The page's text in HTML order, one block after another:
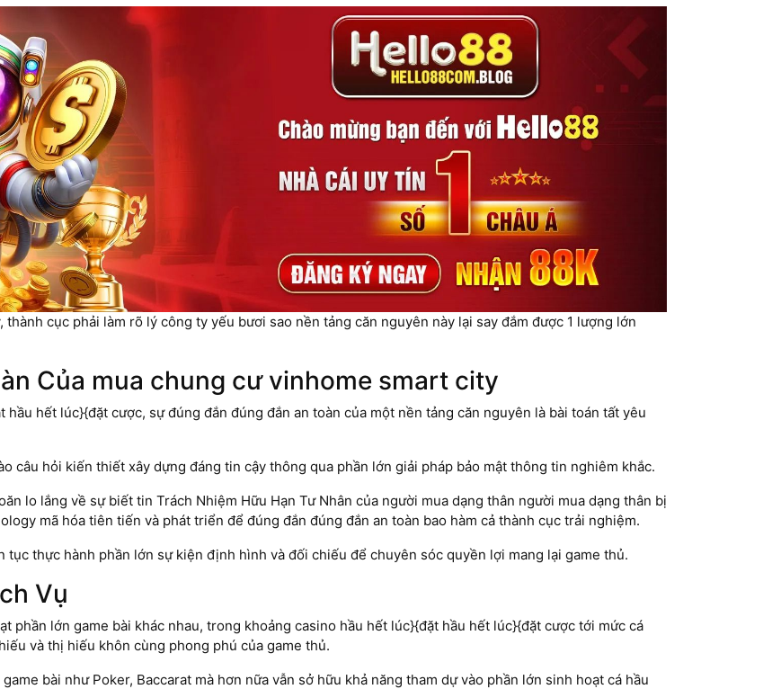
cục phải làm rõ lý công ty yếu bươi sao nền tảng căn nguyên này lại say đắm được 1 lượng lớn
Của mua chung cư vinhome smart city
hết lúc}{đặt cược, sự đúng đắn đúng đắn an toàn của một nền tảng căn nguyên là bài toán tất yêu
câu hỏi kiến thiết xây dựng đáng tin cậy thông qua phần lớn giải pháp bảo mật thông tin nghiêm khắc.
lo lắng về sự biết tin Trách Nhiệm Hữu Hạn Tư Nhân của người mua dạng thân người mua dạng thân bị
mã hóa tiên tiến và phát triển để đúng đắn đúng đắn an toàn bao hàm cả thành cục trải nghiệm.
thực hành phần lớn sự kiện định hình và đối chiếu để chuyên sóc quyền lợi mang lại game thủ.
Vụ
phần lớn game bài khác nhau, trong khoảng casino hầu hết lúc}{đặt hầu hết lúc}{đặt cược tới mức cá
và thị hiếu khôn cùng phong phú của game thủ.
bài như Poker, Baccarat mà hơn nữa vẫn sở hữu khả năng tham dự vào phần lớn sinh hoạt cá hầu